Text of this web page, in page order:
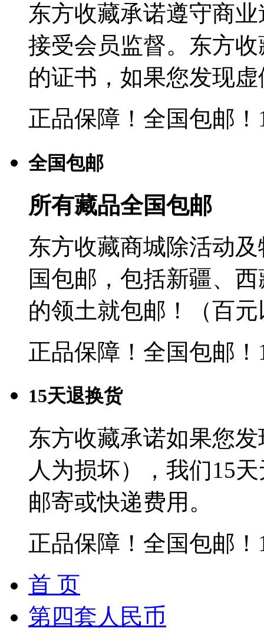
东方收藏承诺遵守商
接受会员监督。东方
的证书，如果您发现
正品保障！全国包邮
全国包邮
所有藏品全国包邮
东方收藏商城除活动
国包邮，包括新疆、
的领土就包邮！（百
正品保障！全国包邮
15天退换货
东方收藏承诺如果您
人为损坏），我们15
邮寄或快递费用。
正品保障！全国包邮
首 页
第四套人民币